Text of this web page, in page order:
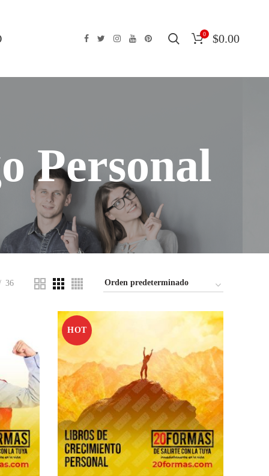
0 $0.00
Personal
36
HOT